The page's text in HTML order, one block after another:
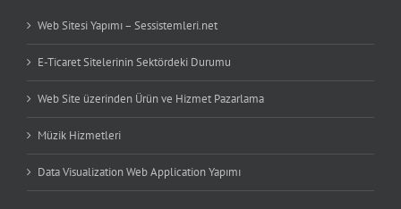
Web Sitesi Yapımı – Sessistemleri.net
E-Ticaret Sitelerinin Sektördeki Durumu
Web Site üzerinden Ürün ve Hizmet Pazarlama
Müzik Hizmetleri
Data Visualization Web Application Yapımı